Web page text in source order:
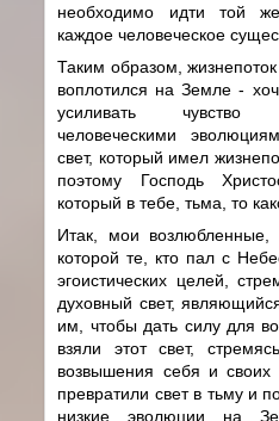
необходимо идти той
каждое человеческое
Таким образом,
воплотился на Земле -
усиливать чувство
человеческими
свет, который имел
поэтому Господь
который в тебе, тьма, то
Итак, мои
которой те, кто пал с
эгоистических целей,
духовный свет,
им, чтобы дать силу для
взяли этот свет,
возвышения себя и своих
превратили свет в тьму и
низкие эволюции на